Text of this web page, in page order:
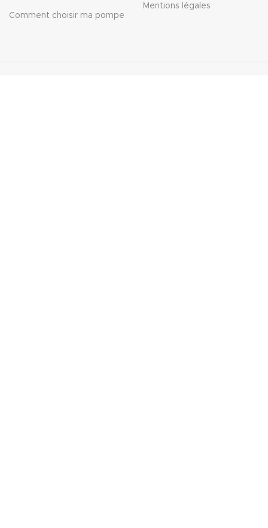
Comment choisir ma pompe
Mentions légales